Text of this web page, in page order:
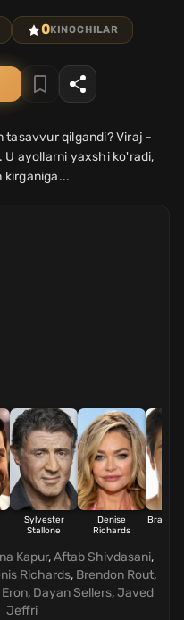
0KINOCHILAR
tasavvur qilgandi? Viraj -
ayollarni yaxshi ko'radi,
kirganiga...
Sylvester
Stallone
Denise
Richards
Kapur,Aftab Shivdasani,
Richards, Brendon Rout,
, Dayan Sellers,Javed
Jeffri